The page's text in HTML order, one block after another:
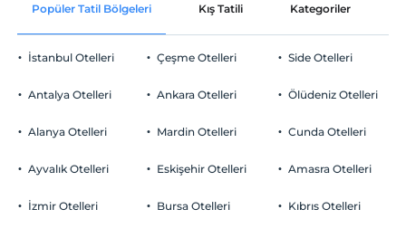
Ortak alanlar ve tüm odalar
Otopark
Ücretsiz Özel Otopark
Check/out
En geç saat 12:00 ve öncesi
Evcil Hayvan
2 yaşına kadar olan bebekler ücretsizdir.
Popüler Tatil Bölgeleri Kış Tatili Kategoriler
İstanbul Otelleri
Antalya Otelleri
Alanya Otelleri
Ayvalık Otelleri
İzmir Otelleri
Çeşme Otelleri
Ankara Otelleri
Mardin Otelleri
Eskişehir Otelleri
Bursa Otelleri
Side Otelleri
Ölüdeniz Otelleri
Cunda Otelleri
Amasra Otelleri
Kıbrıs Otelleri